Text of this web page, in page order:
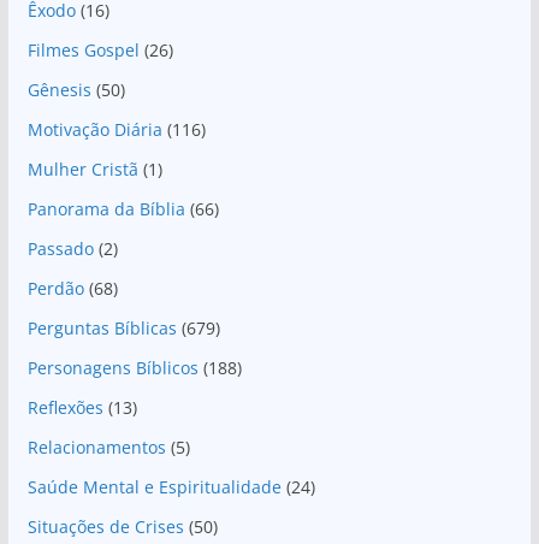
Êxodo(16)
Filmes Gospel (26)
Gênesis (50)
Motivação Diária (116)
Mulher Cristã (1)
Panorama da Bíblia (66)
Passado(2)
Perdão(68)
Perguntas Bíblicas (679)
Personagens Bíblicos (188)
Reflexões (13)
Relacionamentos (5)
Saúde Mental e Espiritualidade(24)
Situações de Crises (50)